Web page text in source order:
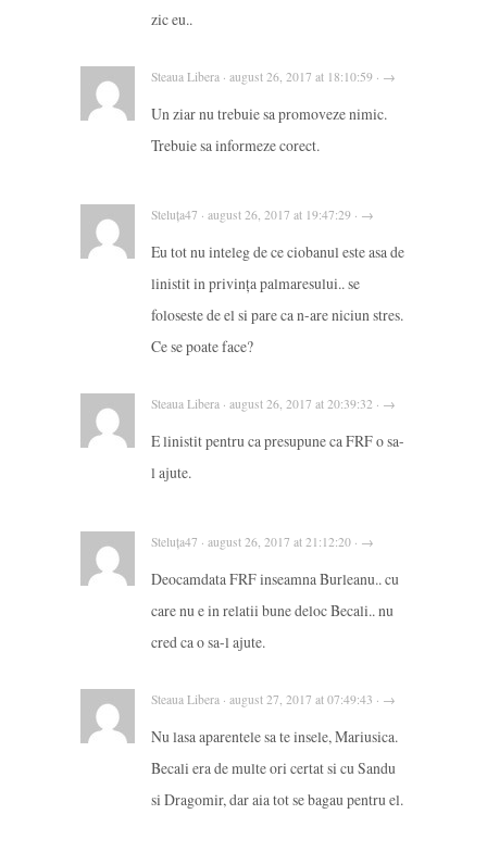
zic eu..
Steaua Libera · august 26, 2017 at 18:10:59 · →
Un ziar nu trebuie sa promoveze nimic.
Trebuie sa informeze corect.
Steluța47 · august 26, 2017 at 19:47:29 · →
Eu tot nu inteleg de ce ciobanul este asa de
linistit in privința palmaresului.. se
foloseste de el si pare ca n-are niciun stres.
Ce se poate face?
Steaua Libera · august 26, 2017 at 20:39:32 · →
E linistit pentru ca presupune ca FRF o sa-
l ajute.
Steluța47 · august 26, 2017 at 21:12:20 · →
Deocamdata FRF inseamna Burleanu.. cu
care nu e in relatii bune deloc Becali.. nu
cred ca o sa-l ajute.
Steaua Libera · august 27, 2017 at 07:49:43 · →
Nu lasa aparentele sa te insele, Mariusica.
Becali era de multe ori certat si cu Sandu
si Dragomir, dar aia tot se bagau pentru el.